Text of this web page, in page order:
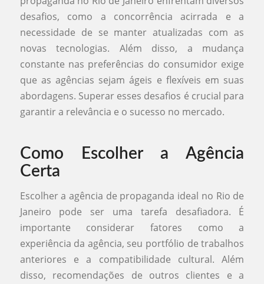
desafios, como a concorrência acirrada e a
necessidade de se manter atualizadas com as
novas tecnologias. Além disso, a mudança
constante nas preferências do consumidor exige
que as agências sejam ágeis e flexíveis em suas
abordagens. Superar esses desafios é crucial para
garantir a relevância e o sucesso no mercado.
Como Escolher a Agência
Certa
Escolher a agência de propaganda ideal no Rio de
Janeiro pode ser uma tarefa desafiadora. É
importante considerar fatores como a
experiência da agência, seu portfólio de trabalhos
anteriores e a compatibilidade cultural. Além
disso, recomendações de outros clientes e a